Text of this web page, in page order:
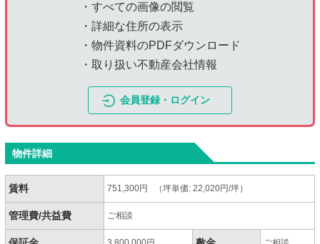
・すべての画像の閲覧
・詳細な住所の表示
・物件資料のPDFダウンロード
・取り扱い不動産会社情報
会員登録・ログイン
物件詳細
賃料 751,300円 （坪単価: 22,020円/坪）
管理費/共益費 ご相談